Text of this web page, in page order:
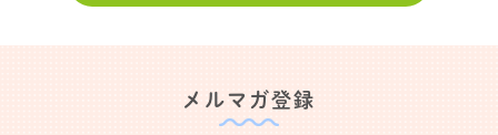
メルマガ登録